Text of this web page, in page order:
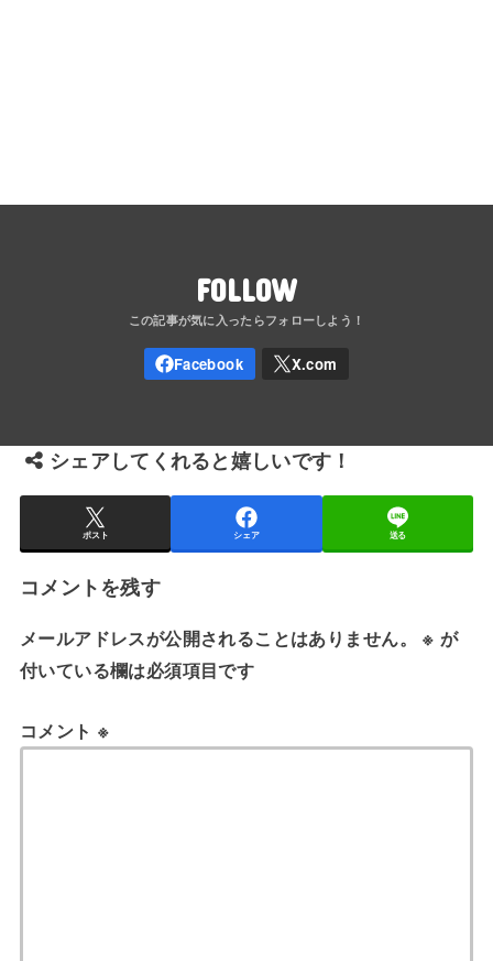
FOLLOW
シェアしてくれると嬉しいです！
ポスト シェア 送る
コメントを残す
メールアドレスが公開されることはありません。 ※ が
付いている欄は必須項目です
コメント ※